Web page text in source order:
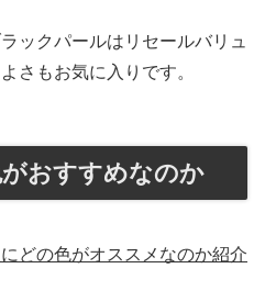
ックパールはリセールバリュ
さもお気に入りです。
おすすめなのか
どの色がオススメなのか紹介